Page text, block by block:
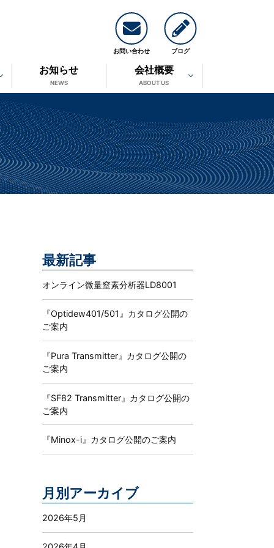
お問い合わせ ブログ
お知らせ
NEWS
会社概要
ABOUT US
最新記事
オンライン微量窒素分析器LD8001
『Optidew401/501』カタログ公開の
ご案内
『Pura Transmitter』カタログ公開の
ご案内
『SF82 Transmitter』カタログ公開の
ご案内
『Minox-i』カタログ公開のご案内
月別アーカイブ
2026年5月